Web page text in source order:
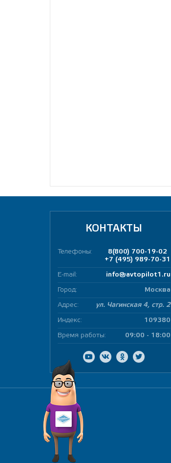
КОНТАКТЫ
Телефоны:
8(800) 700-19-02
+7 (495) 989-70-31
E-mail: info@avtopilot1.ru
Город: Москва
Адрес: ул. Чагинская 4, стр. 2
Индекс: 109380
Время работы: 09:00 - 18:00